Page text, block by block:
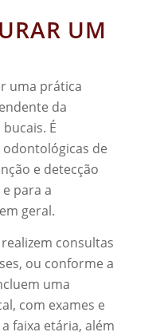
UM
uma prática
da
É
de
e detecção
para a
geral.
consultas
ou conforme a
uma
com exames e
faixa etária, além